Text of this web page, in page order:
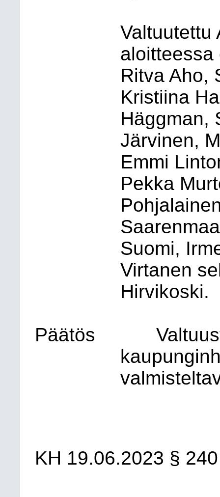
Valtuutettu
aloitteessa
Ritva Aho,
Kristiina
Häggman,
Järvinen,
Emmi
Pekka
Suomi,
Virtanen
Hirvikoski.
Päätös
KH 19.06.2023 § 240